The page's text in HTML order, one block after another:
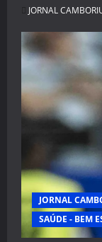
JORNAL
JORNAL
SAÚDE - BEM